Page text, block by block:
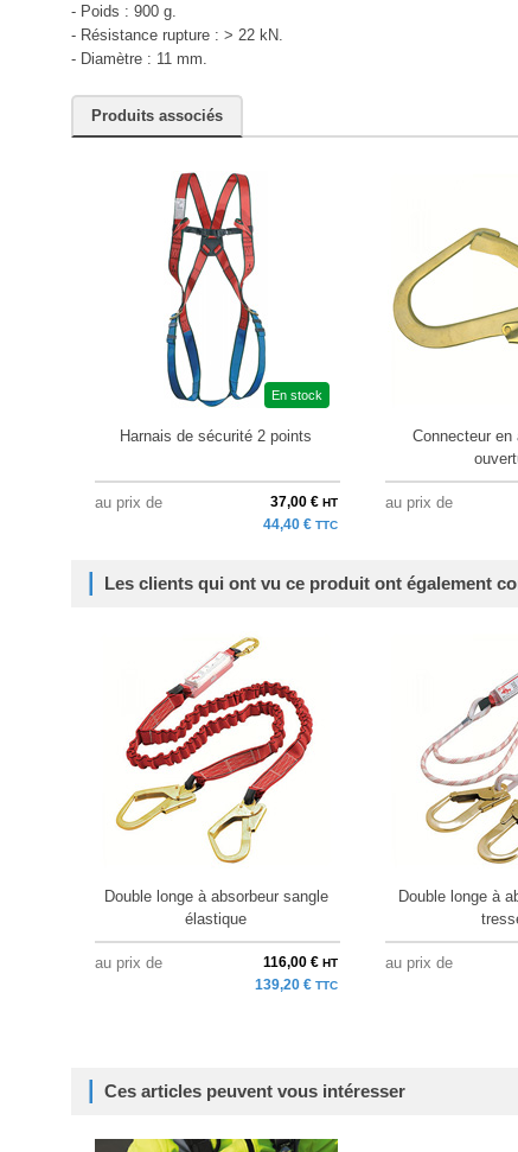
- Poids : 900 g.
- Résistance rupture : > 22 kN.
- Diamètre : 11 mm.
Produits associés
En stock
Harnais de sécurité 2 points
au prix de 37,00 € HT
44,40 € TTC
Connecteur en
au prix de
Les clients qui ont vu ce produit ont également
Double longe à absorbeur sangle
élastique
au prix de 116,00 € HT
139,20 € TTC
Double longe à
au prix de
Ces articles peuvent vous intéresser